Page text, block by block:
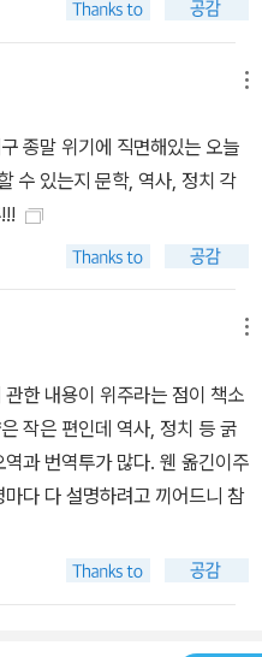
의 정치의식을 한껏 드높였다
사적으로 인도와 중국의 경제
만 전 세계의 탄소 배출량 증가
해―한층 늦춰진 현상을 상기시
시대로 나아갈 준비를 하는 아시
기후 전략도 아시아에서 효과
지구적 위기를 서구적 관점에서
비서구적 관점을 담아낸 이 책
독보적인 저서다. 저자의 결
다. 하지만 그가 마지막 문단에
쟁은 분명
무엇을 성취하든 기후변화로
이키기에 이미 너무 늦을 것
이전 세대보다 더 밝은 눈으로
리라고 믿고 싶다. 또한 그들이
종말 위기에 직면해있는 오늘
수 있는지 문학, 역사, 정치 각
한 내용이 위주라는 점이 책소
작은 편인데 역사, 정치 등 굵
과 번역투가 많다. 웬 옮긴이주
다 다 설명하려고 끼어드니 참